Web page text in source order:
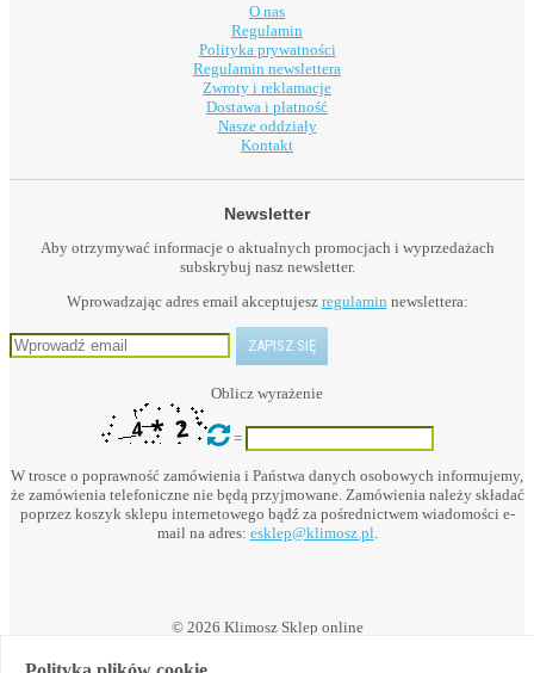
O nas
Regulamin
Polityka prywatności
Regulamin newslettera
Zwroty i reklamacje
Dostawa i płatność
Nasze oddziały
Kontakt
Newsletter
Aby otrzymywać informacje o aktualnych promocjach i wyprzedażach
subskrybuj nasz newsletter.
Wprowadzając adres email akceptujesz regulamin newslettera:
Oblicz wyrażenie
=
W trosce o poprawność zamówienia i Państwa danych osobowych informujemy,
że zamówienia telefoniczne nie będą przyjmowane. Zamówienia należy składać
poprzez koszyk sklepu internetowego bądź za pośrednictwem wiadomości e-
mail na adres: esklep@klimosz.pl
© 2026 Klimosz Sklep online